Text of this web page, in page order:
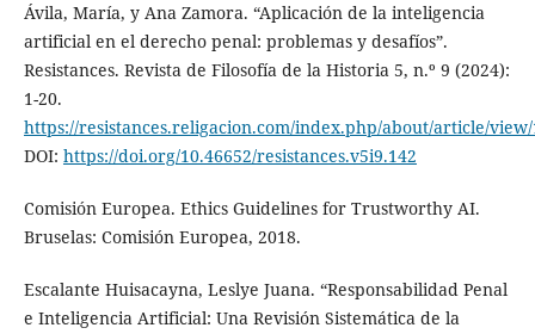
Ávila, María, y Ana Zamora. “Aplicación de la inteligencia
artificial en el derecho penal: problemas y desafíos”.
Resistances. Revista de Filosofía de la Historia 5, n.º 9 (2024):
1-20.
https://resistances.religacion.com/index.php/about/article/view/
DOI: https://doi.org/10.46652/resistances.v5i9.142
Comisión Europea. Ethics Guidelines for Trustworthy AI.
Bruselas: Comisión Europea, 2018.
Escalante Huisacayna, Leslye Juana. “Responsabilidad Penal
e Inteligencia Artificial: Una Revisión Sistemática de la